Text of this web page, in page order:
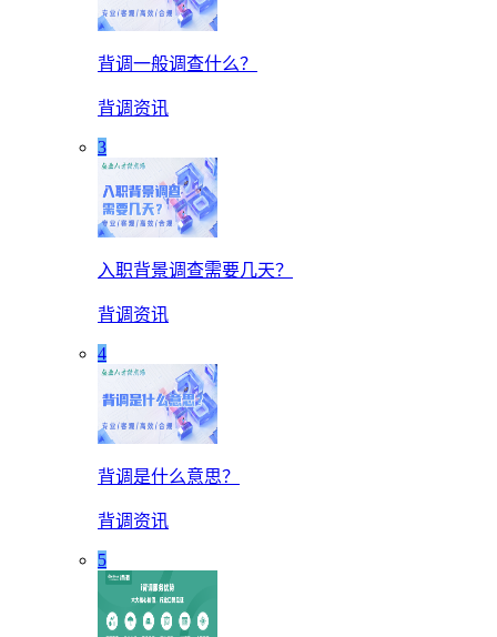
背调一般调查什么？
背调资讯
3
入职背景调查需要几天？
背调资讯
4
背调是什么意思？
背调资讯
5